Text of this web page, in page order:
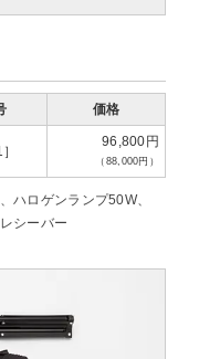
価格
96,800円
（88,000円）
ハロゲンランプ50W、
シーバー